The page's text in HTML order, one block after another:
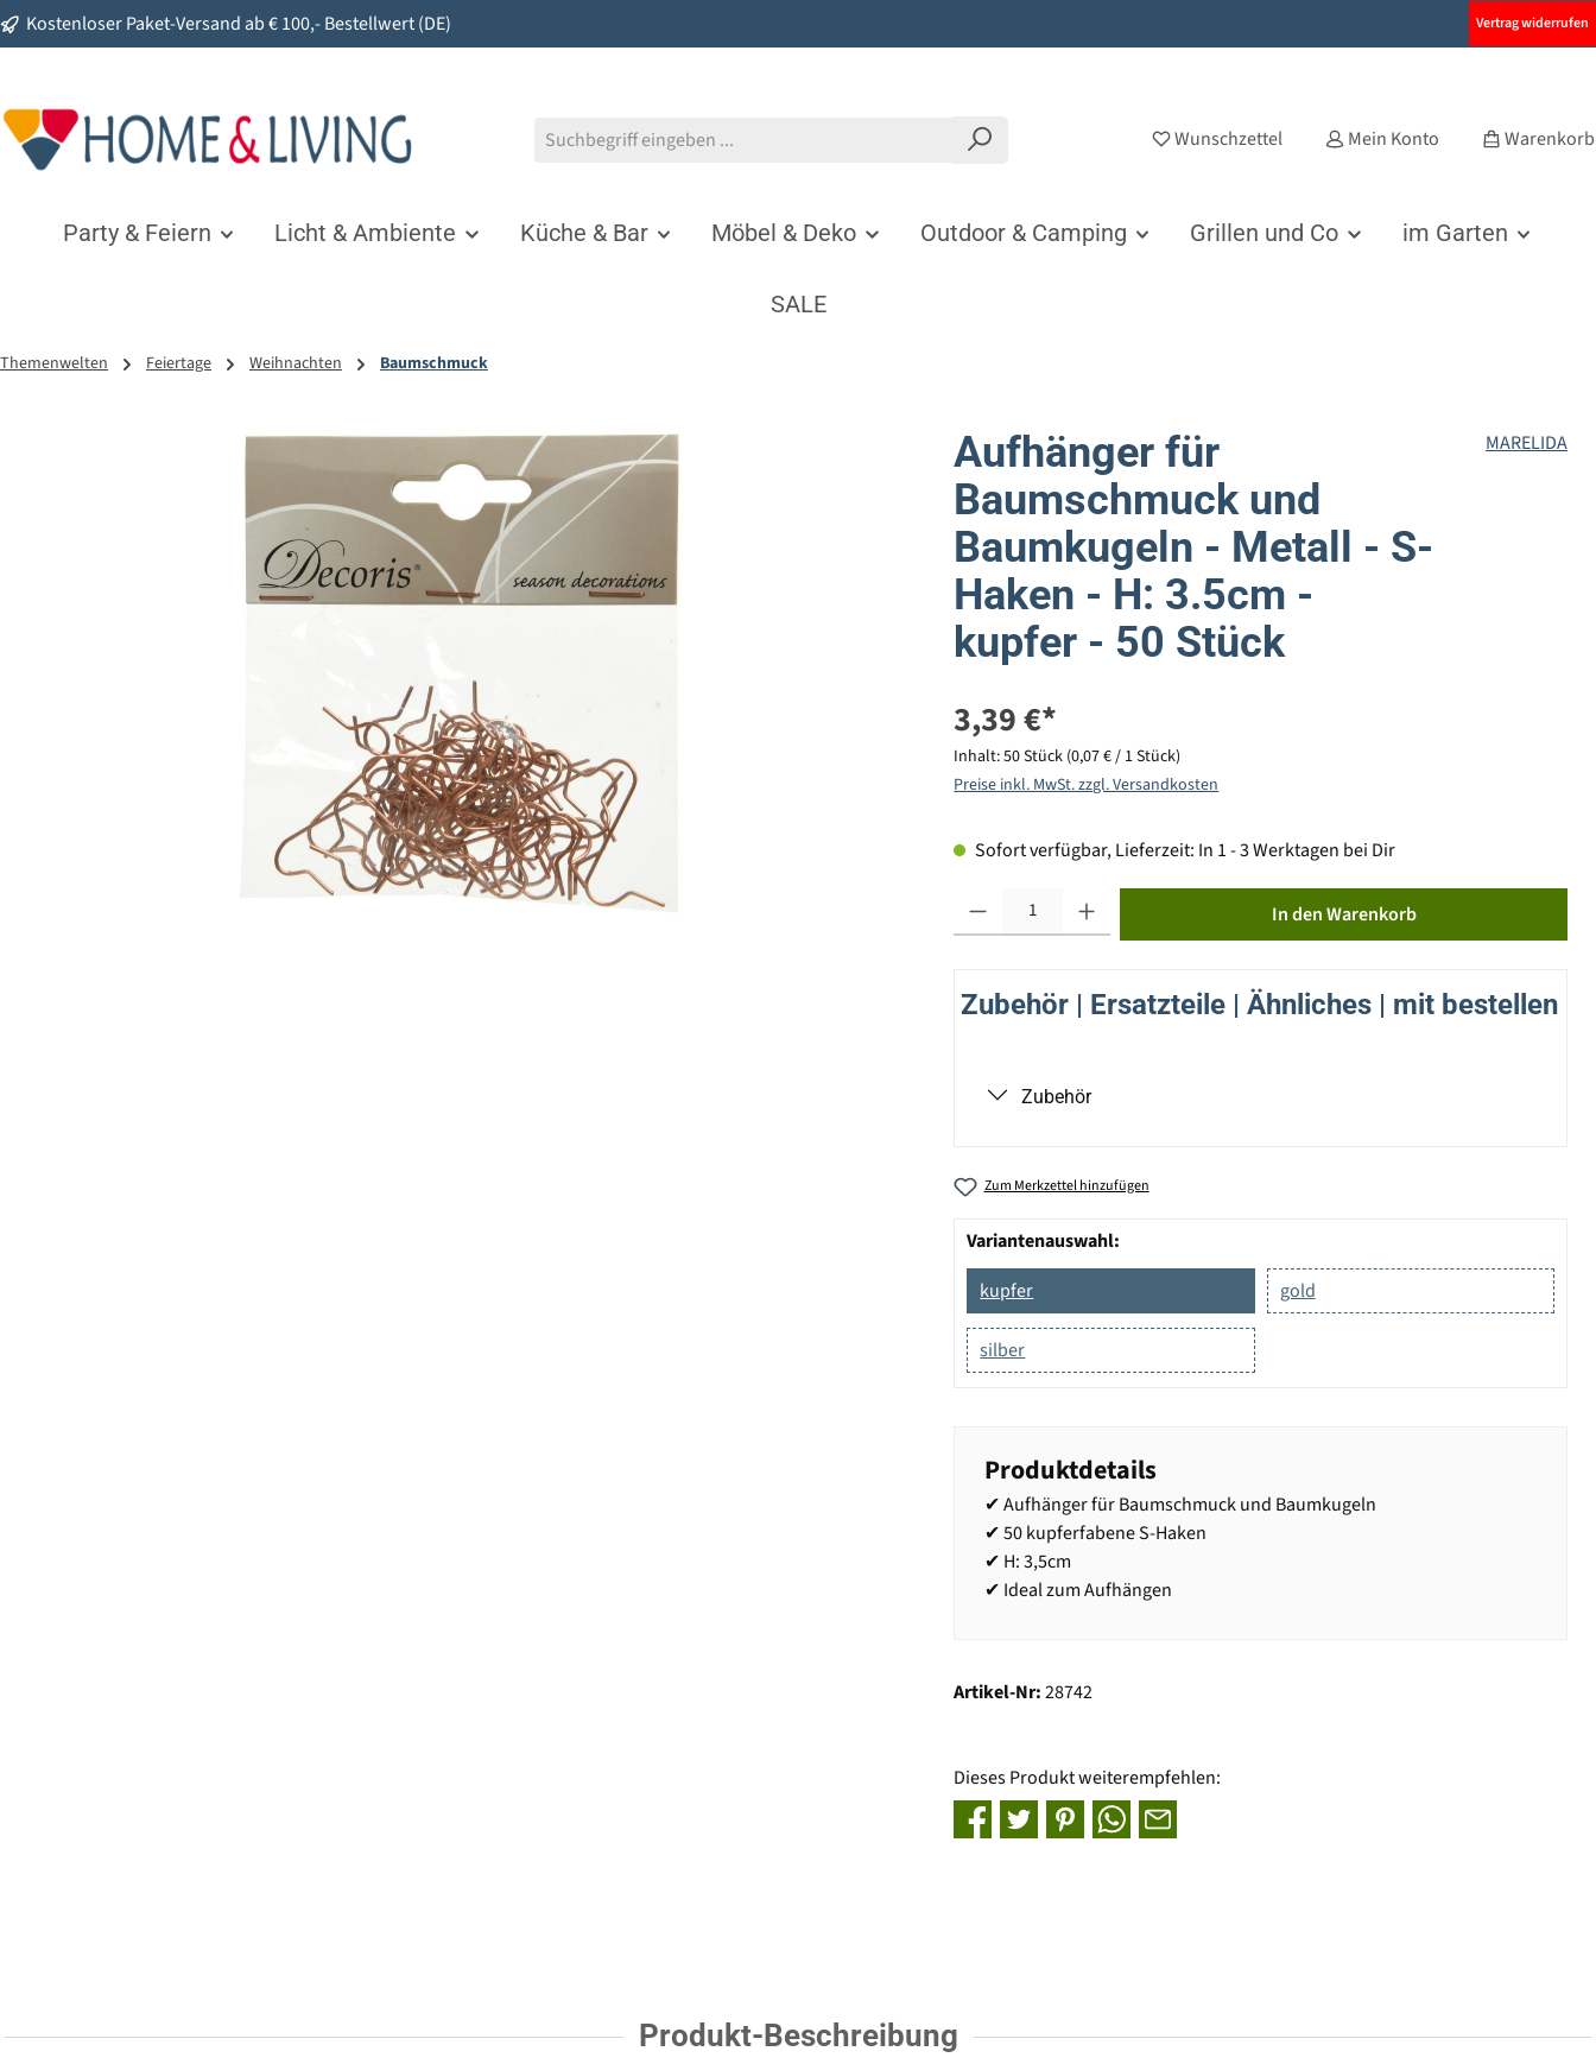
Zur Hauptnavigation springen
Kostenloser Paket-Versand ab € 100,- Bestellwert (DE) Vertrag widerrufen
Wunschzettel Mein Konto Warenkorb
Party & Feiern Licht & Ambiente Küche & Bar Möbel & Deko Outdoor & Camping Grillen und Co im Garten
SALE
Themenwelten Feiertage Weihnachten Baumschmuck
Aufhänger für
Baumschmuck und
Baumkugeln - Metall - S-
Haken - H: 3.5cm -
kupfer - 50 Stück
MARELIDA
3,39 €*
Inhalt:50 Stück (0,07 € / 1 Stück)
Preise inkl. MwSt. zzgl. Versandkosten
Sofort verfügbar, Lieferzeit: In 1 - 3 Werktagen bei Dir
In den Warenkorb
Zubehör | Ersatzteile | Ähnliches | mit bestellen
Zubehör
Zum Merkzettel hinzufügen
Variantenauswahl:
kupfer
gold
silber
Produktdetails
✔ Aufhänger für Baumschmuck und Baumkugeln
✔ 50 kupferfabene S-Haken
✔ H: 3,5cm
✔ Ideal zum Aufhängen
Artikel-Nr:28742
Dieses Produkt weiterempfehlen:
Produkt-Beschreibung